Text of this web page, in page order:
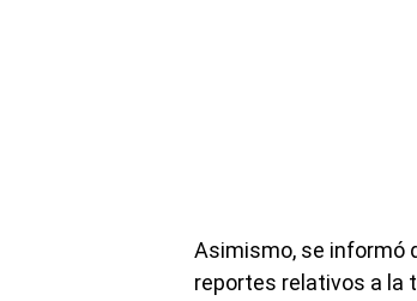
Asimismo, se informó
reportes relativos a la